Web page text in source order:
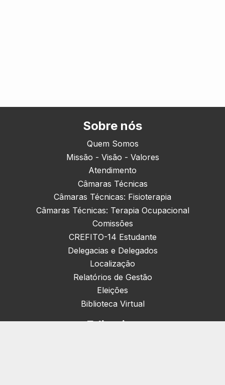
Sobre nós
Quem Somos
Missão - Visão - Valores
Atendimento
Câmaras Técnicas
Câmaras Técnicas: Fisioterapia
Câmaras Técnicas: Terapia Ocupacional
Comissões
CREFITO-14 Estudante
Delegacias e Delegados
Localização
Relatórios de Gestão
Eleições
Biblioteca Virtual
Editorias